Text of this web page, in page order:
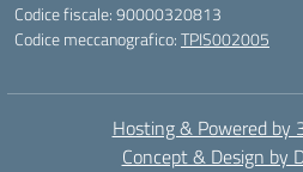
Codice fiscale: 90000320813
Codice meccanografico:TPIS002005
Hosting & Powered by
Concept & Design by